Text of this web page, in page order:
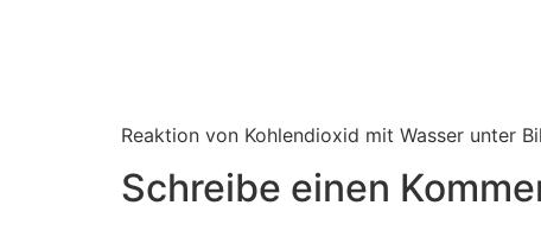
Reaktion von Kohlendioxid mit Wasser unter
Schreibe einen